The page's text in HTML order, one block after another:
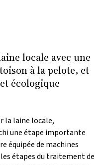
locale avec une
à la pelote, et
écologique
la laine locale,
une étape importante
équipée de machines
étapes du traitement de